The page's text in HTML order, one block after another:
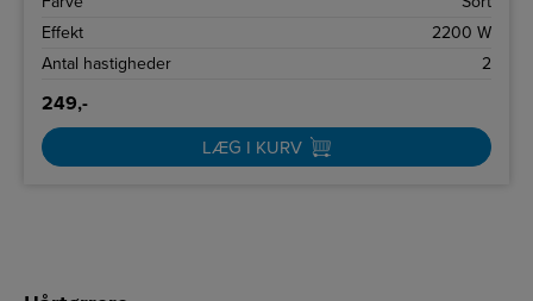
Effekt
2200 W
Antal hastigheder
2
249,-
LÆG I KURV